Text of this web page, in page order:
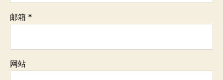
邮箱 *
网站